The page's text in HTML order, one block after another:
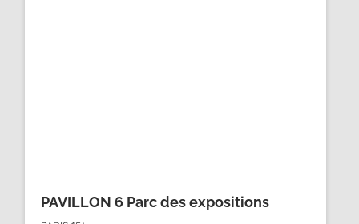
PAVILLON 6 Parc des expositions